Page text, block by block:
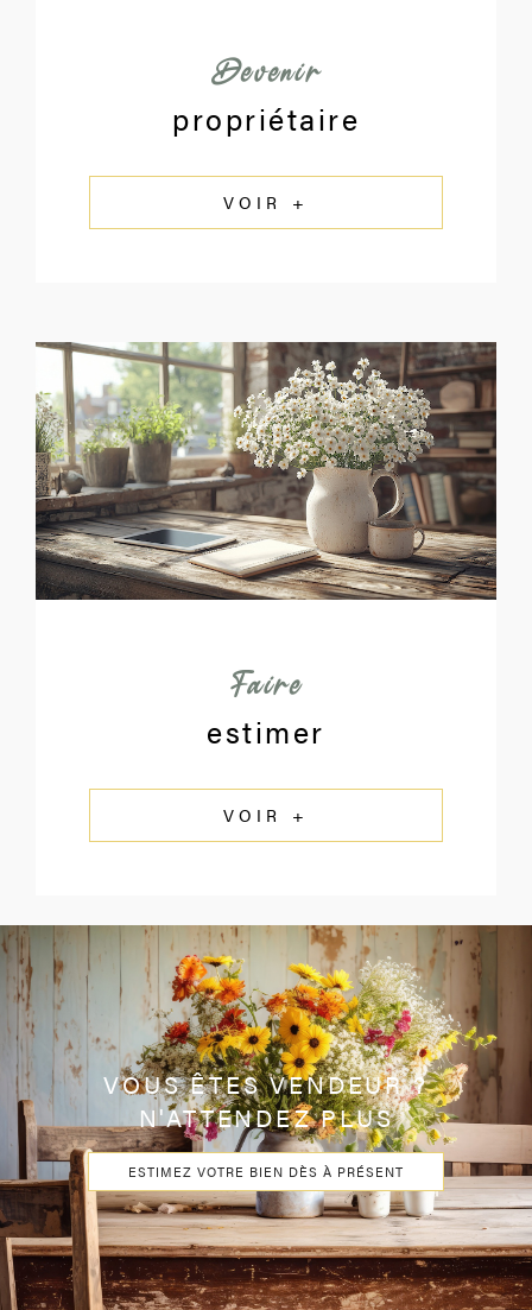
Devenir
propriétaire
VOIR +
Faire
estimer
VOIR +
VOUS ÊTES VENDEUR ?
N'ATTENDEZ PLUS
ESTIMEZ VOTRE BIEN DÈS À PRÉSENT